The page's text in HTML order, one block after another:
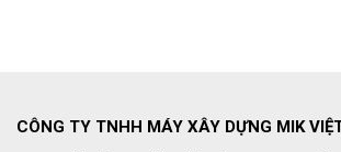
CÔNG TY TNHH MÁY XÂY DỰNG MIK